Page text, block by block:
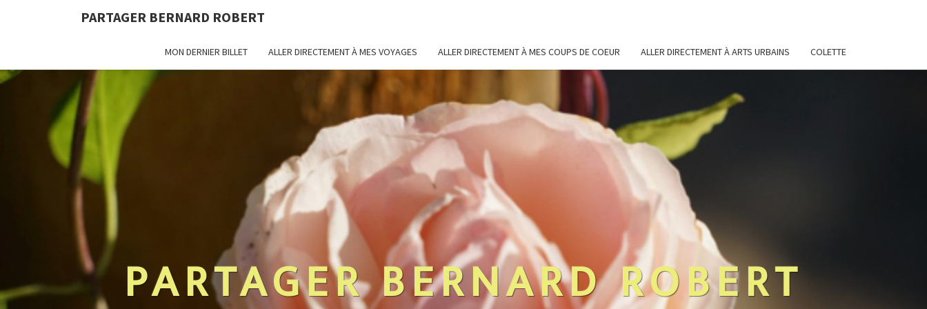
PARTAGER BERNARD ROBERT
MON DERNIER BILLET ALLER DIRECTEMENT À MES VOYAGES ALLER DIRECTEMENT À MES COUPS DE COEUR ALLER DIRECTEMENT À ARTS URBAINS COLETTE
PARTAGER BERNARD ROBERT